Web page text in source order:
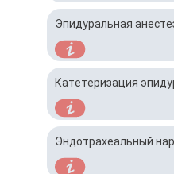
Эпидуральная
Катетеризация
Эндотрахеальный